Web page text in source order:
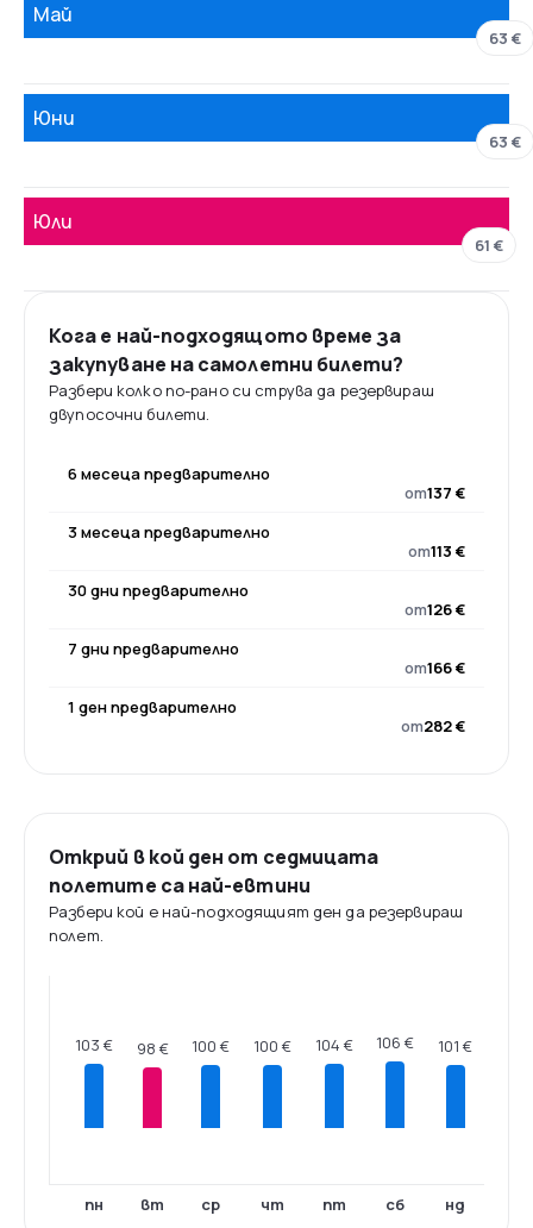
Май
63 €
Юни
63 €
Юли
61 €
Кога е най-подходящото време за
закупуване на самолетни билети?
Разбери колко по-рано си струва да резервираш
двупосочни билети.
6 месеца предварително
от137 €
3 месеца предварително
от113 €
30 дни предварително
от126 €
7 дни предварително
от166 €
1 ден предварително
от282 €
Открий в кой ден от седмицата
полетите са най-евтини
Разбери кой е най-подходящият ден да резервираш
полет.
103 €
пн
98 €
вт
100 €
ср
100 €
чт
104 €
пт
106 €
сб
101 €
нд